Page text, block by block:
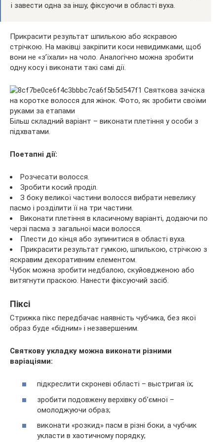
і завести одна за іншу, фіксуючи в області вуха.
Прикрасити результат шпилькою або яскравою
стрічкою. На маківці закріпити коси невидимками, щоб
вони не «з’їхали» на чоло. Аналогічно можна зробити
одну косу і виконати такі самі дії.
Більш складний варіант – виконати плетіння у особи з
підхватами.
Поетапні дії:
Розчесати волосся.
Зробити косий проділ.
З боку великої частини волосся вибрати невелику
пасмо і розділити її на три частини.
Виконати плетіння в класичному варіанті, додаючи по
черзі пасма з загальної маси волосся.
Плести до кінця або зупинитися в області вуха.
Прикрасити результат гумкою, шпилькою, стрічкою з
яскравим декоративним елементом.
Чубок можна зробити недбалою, скуйовдженою або
витягнути праскою. Нанести фіксуючий засіб.
Піксі
Стрижка пікс передбачає наявність чубчика, без якої
образ буде «бідним» і незавершеним.
Святкову укладку можна виконати різними
варіаціями:
підкреслити скроневі області – выстригая їх;
зробити подовжену верхівку об’ємної –
омолоджуючи образ;
виконати «розкид» пасм в різні боки, а чубчик
укласти в хаотичному порядку;